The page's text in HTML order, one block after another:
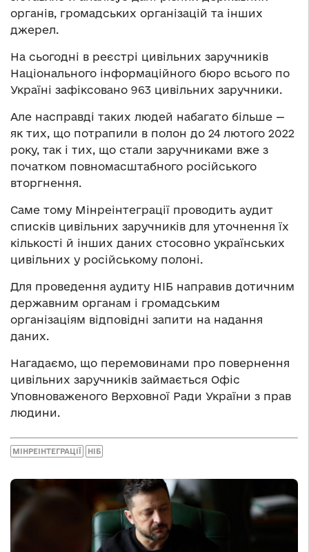
органів, громадських організацій та інших
джерел.
На сьогодні в реєстрі цивільних заручників
Національного інформаційного бюро всього по
Україні зафіксовано 963 цивільних заручники.
Але насправді таких людей набагато більше —
як тих, що потрапили в полон до 24 лютого 2022
року, так і тих, що стали заручниками вже з
початком повномасштабного російського
вторгнення.
Саме тому Мінреінтеграції проводить аудит
списків цивільних заручників для уточнення їх
кількості й інших даних стосовно українських
цивільних у російському полоні.
Для проведення аудиту НІБ направив дотичним
державним органам і громадським
організаціям відповідні запити на надання
даних.
Нагадаємо, що перемовинами про повернення
цивільних заручників займається Офіс
Уповноваженого Верховної Ради України з прав
людини.
МІНРЕІНТЕГРАЦІЇ НІБ